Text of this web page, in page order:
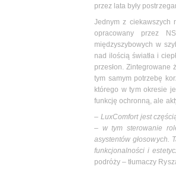
przez lata były
Jednym z ciekawszych
opracowany przez
międzyszybowych w
nad ilością światła i
przesłon.
tym samym potrzebę
którego w tym okresie
funkcję ochronną, ale
– LuxComfort jest
– w tym sterowanie
asystentów głosowych.
funkcjonalności i
podróży – tłumaczy